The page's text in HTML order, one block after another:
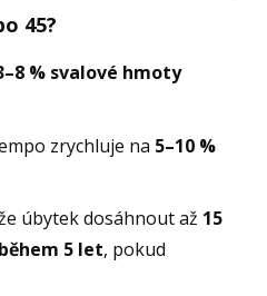
45?
% svalové hmoty
zrychluje na 5–10 %
úbytek dosáhnout až 15
5 let, pokud